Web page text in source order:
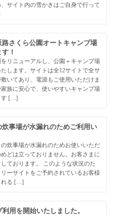
サイト内の雪かきはご自身で行って
路さくら公園オートキャンプ場
！
リニューアルし、公園＋キャンプ場
します。サイトは全12サイトで全サ
いてあり、電源もご使用いただけま
族に安心で、使いやすいキャンプ場
す […]
炊事場が水漏れのためご利用い
炊事場が水漏れのためお使いいただ
どは立っておりません。お客さまに
ております。 このような状況のた
ーサイトをご予約されているお客様
れる […]
用を開始いたしました。